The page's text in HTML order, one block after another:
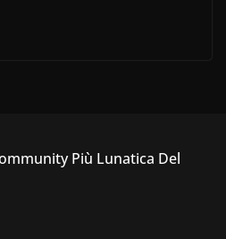
Più Lunatica Del